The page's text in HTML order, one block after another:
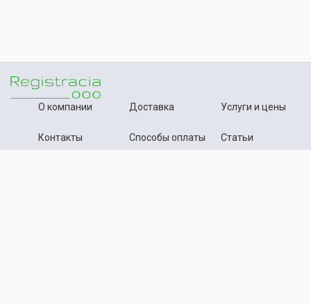
О компании
Контакты
Доставка
Способы оплаты
Услуги и цены
Статьи